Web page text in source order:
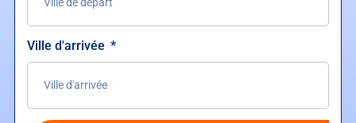
Ville d'arrivée